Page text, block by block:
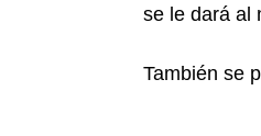
se le dará al
También se